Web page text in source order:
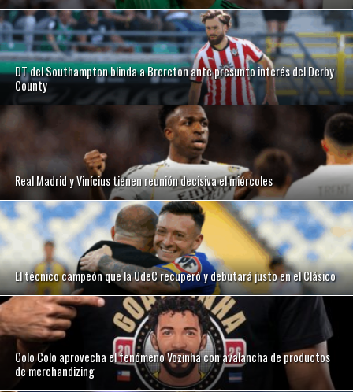
DT del Southampton blinda a Brereton ante presunto interés del Derby
County
Real Madrid y Vinícius tienen reunión decisiva el miércoles
El técnico campeón que la UdeC recuperó y debutará justo en el Clásico
Colo Colo aprovecha el fenómeno Vozinha con avalancha de productos
de merchandizing